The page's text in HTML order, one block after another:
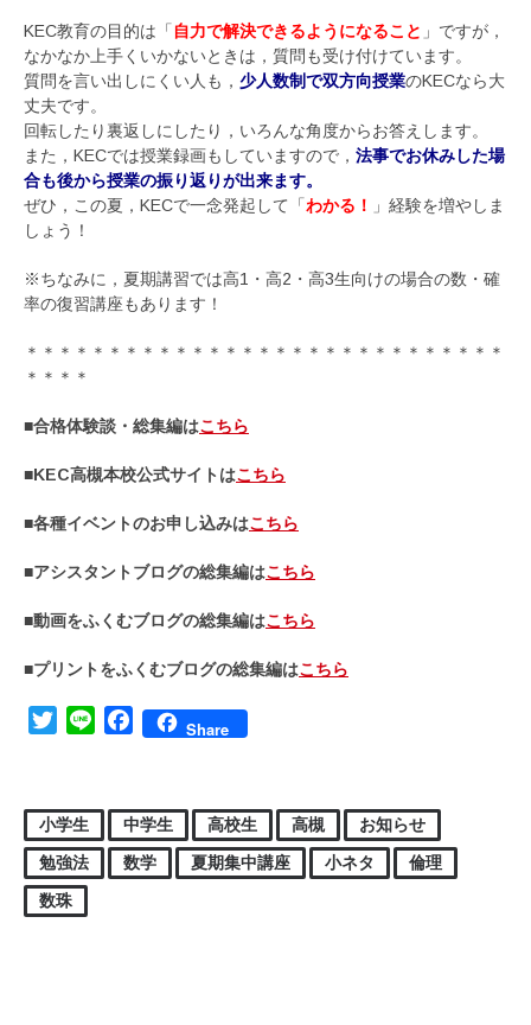
KEC教育の目的は「 自力で解決できるようになること 」ですが，
なかなか上手くいかないときは，質問も受け付けています。
質問を言い出しにくい人も， 少人数制で双方向授業のKECなら大
丈夫です。
回転したり裏返しにしたり，いろんな角度からお答えします。
また，KECでは授業録画もしていますので， 法事でお休みした場
合も後から授業の振り返りが出来ます。
ぜひ，この夏，KECで一念発起して「わかる！
」経験を増やしま
しょう！
※ちなみに，夏期講習では高1・高2・高3生向けの場合の数・確
率の復習講座もあります！
＊＊＊＊＊＊＊＊＊＊＊＊＊＊＊＊＊＊＊＊＊＊＊＊＊＊＊＊＊
＊＊＊＊
■合格体験談・総集編はこちら
■KEC高槻本校公式サイトはこちら
■各種イベントのお申し込みはこちら
■アシスタントブログの総集編はこちら
■動画をふくむブログの総集編はこちら
■プリントをふくむブログの総集編はこちら
TwitterLine FacebookShare
小学生 中学生 高校生 高槻
お知らせ
勉強法
数学 夏期集中講座 小ネタ
倫理
数珠